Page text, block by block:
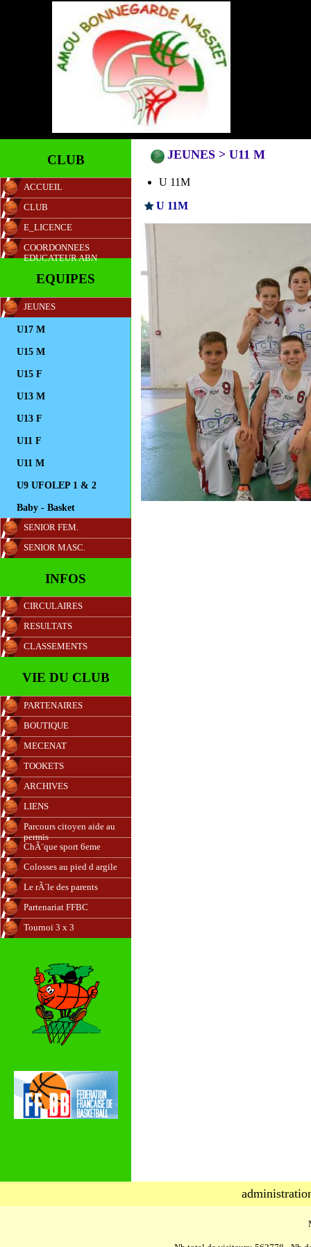
CLUB
ACCUEIL
CLUB
E_LICENCE
COORDONNEES
EDUCATEUR ABN
EQUIPES
JEUNES
U17 M
U15 M
U15 F
U13 M
U13 F
U11 F
U11 M
U9 UFOLEP 1 & 2
Baby - Basket
SENIOR FEM.
SENIOR MASC.
INFOS
CIRCULAIRES
RESULTATS
CLASSEMENTS
VIE DU CLUB
PARTENAIRES
BOUTIQUE
MECENAT
TOOKETS
ARCHIVES
LIENS
Parcours citoyen aide au
permis
ChÃ¨que sport 6eme
Colosses au pied d argile
Le rÃ´le des parents
Partenariat FFBC
Tournoi 3 x 3
JEUNES > U11 M
U 11M
U 11M